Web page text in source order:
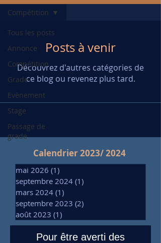
Tous les posts
Annonce
Compétition
Grade
Evènement
Stage
Passage de
grade
Compétition
Posts à venir
Découvrez d'autres catégories de
ce blog ou revenez plus tard.
Calendrier 2023/ 2024
mai 2026 (1)
septembre 2024 (1)
mars 2024 (1)
septembre 2023 (2)
août 2023 (1)
Pour être averti des